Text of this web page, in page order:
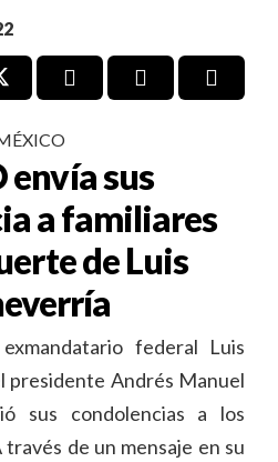
envía sus
a familiares
de Luis
federal Luis
presidente Andrés Manuel
sus condolencias a los
de un mensaje en su